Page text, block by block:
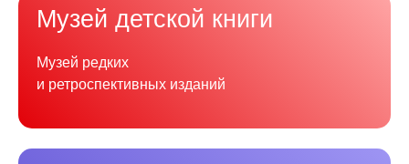
Музей детской книги
Музей редких
и ретроспективных изданий